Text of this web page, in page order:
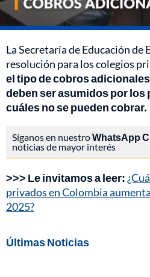
La Secretaría de Educación de
resolución para los colegios
el tipo de cobros
deben ser asumidos por los
cuáles no se pueden cobrar.
Síganos en nuestroWhatsApp
noticias de mayor interés
>>> Le invitamos a leer:
privados en Colombia
2025?
Últimas Noticias